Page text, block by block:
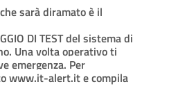
sarà diramato è il
DI TEST del sistema di
Una volta operativo ti
emergenza. Per
www.it-alert.it e compila